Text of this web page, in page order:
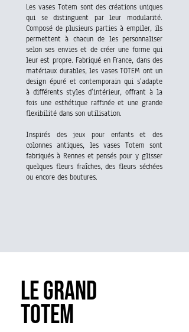
Les vases Totem sont des créations uniques
qui se distinguent par leur modularité.
Composé de plusieurs parties à empiler, ils
permettent à chacun de les personnaliser
selon ses envies et de créer une forme qui
leur est propre. Fabriqué en France, dans des
matériaux durables, les vases TOTEM ont un
design épuré et contemporain qui s’adapte
à différents styles d’intérieur, offrant à la
fois une esthétique raffinée et une grande
flexibilité dans son utilisation.
Inspirés des jeux pour enfants et des
colonnes antiques, les vases Totem sont
fabriqués à Rennes et pensés pour y glisser
quelques fleurs fraîches, des fleurs séchées
ou encore des boutures.
LE GRAND
TOTEM